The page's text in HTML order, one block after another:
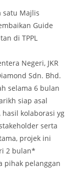
satu Majlis
Guide
di TPPL
Negeri, JKR
Sdn. Bhd.
selama 6 bulan
siap asal
hasil kolaborasi yg
serta
projek ini
2 bulan*
pihak pelanggan